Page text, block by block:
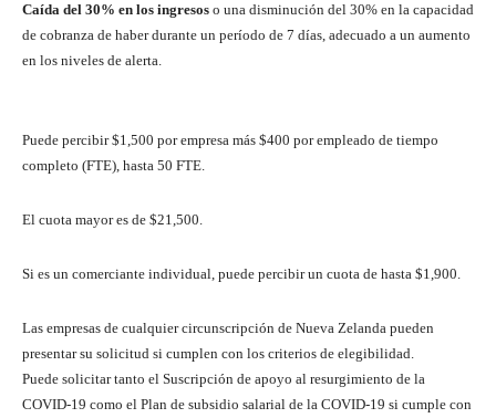
Caída del 30% en los ingresos o una disminución del 30% en la capacidad
de cobranza de haber durante un período de 7 días, adecuado a un aumento
en los niveles de alerta.
Puede percibir $1,500 por empresa más $400 por empleado de tiempo
completo (FTE), hasta 50 FTE.
El cuota mayor es de $21,500.
Si es un comerciante individual, puede percibir un cuota de hasta $1,900.
Las empresas de cualquier circunscripción de Nueva Zelanda pueden
presentar su solicitud si cumplen con los criterios de elegibilidad.
Puede solicitar tanto el Suscripción de apoyo al resurgimiento de la
COVID-19 como el Plan de subsidio salarial de la COVID-19 si cumple con